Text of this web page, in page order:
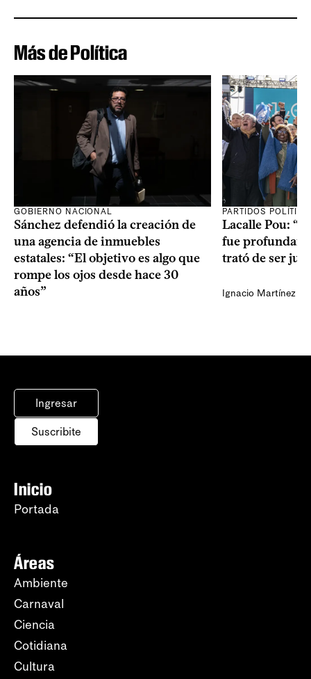
Más de Política
GOBIERNO NACIONAL
Sánchez defendió la creación de
una agencia de inmuebles
estatales: “El objetivo es algo que
rompe los ojos desde hace 30
años”
PARTIDOS
Lacalle Pou:
fue
trató de ser
Ignacio Martínez
Ingresar
Suscribite
Inicio
Portada
Áreas
Ambiente
Carnaval
Ciencia
Cotidiana
Cultura